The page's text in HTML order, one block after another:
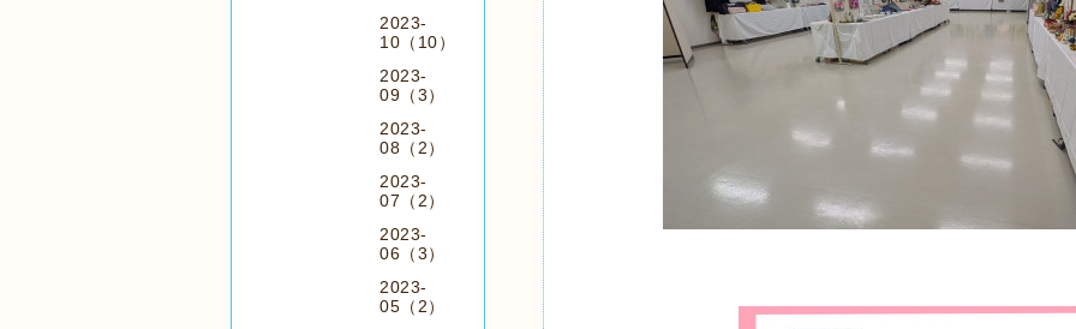
2023-
10（10）
2023-
09（3）
2023-
08（2）
2023-
07（2）
2023-
06（3）
2023-
05（2）